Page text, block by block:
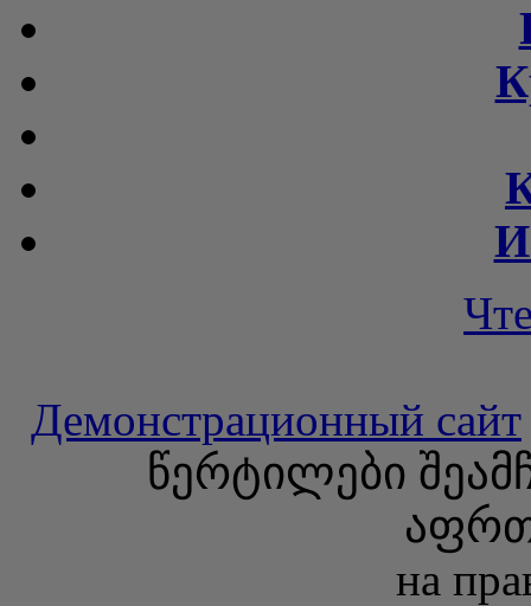
Демонстрационный сайт
წერტილები
на